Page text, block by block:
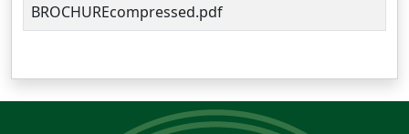
BROCHUREcompressed.pdf